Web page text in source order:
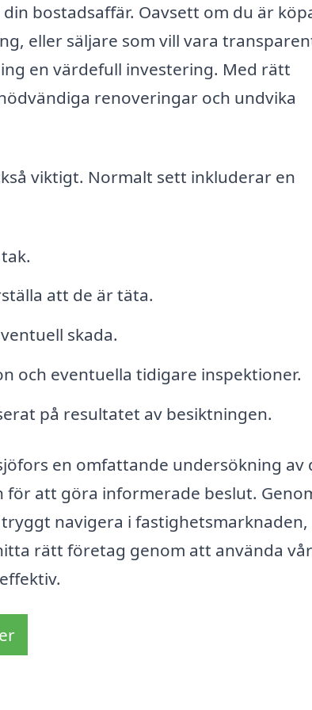
bostadsaffär. Oavsett om du är
eller säljare som vill vara
en värdefull investering. Med rätt
renoveringar och undvika
viktigt. Normalt sett inkluderar en
att de är täta.
skada.
och eventuella tidigare inspektioner.
på resultatet av besiktningen.
en omfattande undersökning av
att göra informerade beslut.
navigera i fastighetsmarknaden,
rätt företag genom att använda vår